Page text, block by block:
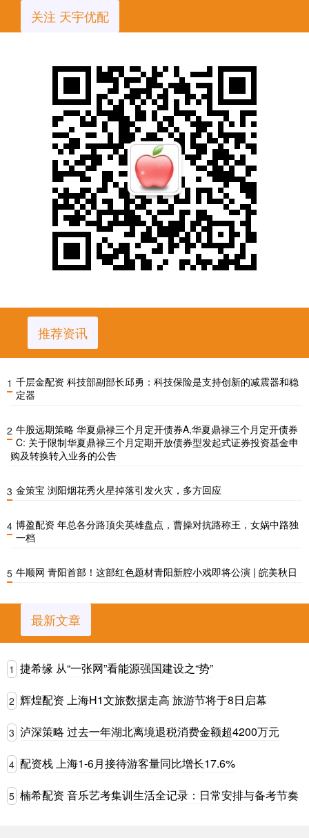
关注 天宇优配
推荐资讯
1 千层金配资 科技部副部长邱勇：科技保险是支持创新的减震器和稳
定器
2 牛股远期策略 华夏鼎禄三个月定开债券A,华夏鼎禄三个月定开债券
C: 关于限制华夏鼎禄三个月定期开放债券型发起式证券投资基金申
购及转换转入业务的公告
3 金策宝 浏阳烟花秀火星掉落引发火灾，多方回应
4 博盈配资 年总各分路顶尖英雄盘点，曹操对抗路称王，女娲中路独
一档
5 牛顺网 青阳首部！这部红色题材青阳新腔小戏即将公演 | 皖美秋日
最新文章
1 捷希缘 从“一张网”看能源强国建设之“势”
2 辉煌配资 上海H1文旅数据走高 旅游节将于8日启幕
3 泸深策略 过去一年湖北离境退税消费金额超4200万元
4 配资栈 上海1-6月接待游客量同比增长17.6%
5 楠希配资 音乐艺考集训生活全记录：日常安排与备考节奏